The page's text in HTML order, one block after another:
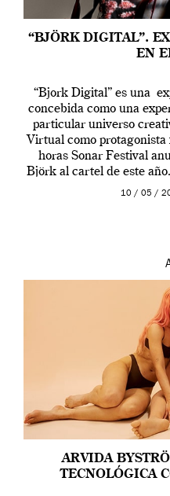
“BJÖRK DIGITAL”.
EN
“Bjork Digital” es una
concebida como una
particular universo
Virtual como protagonista
horas Sonar Festival
Björk al cartel de este
en una de las10 / 05 /
ARVIDA
TECNOLÓGICA